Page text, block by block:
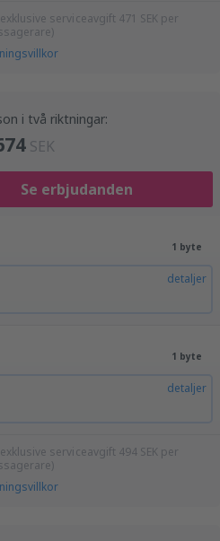
serviceavgift 471 SEK per
i två riktningar:
SEK
Se erbjudanden
1 byte
detaljer
1 byte
detaljer
serviceavgift 494 SEK per